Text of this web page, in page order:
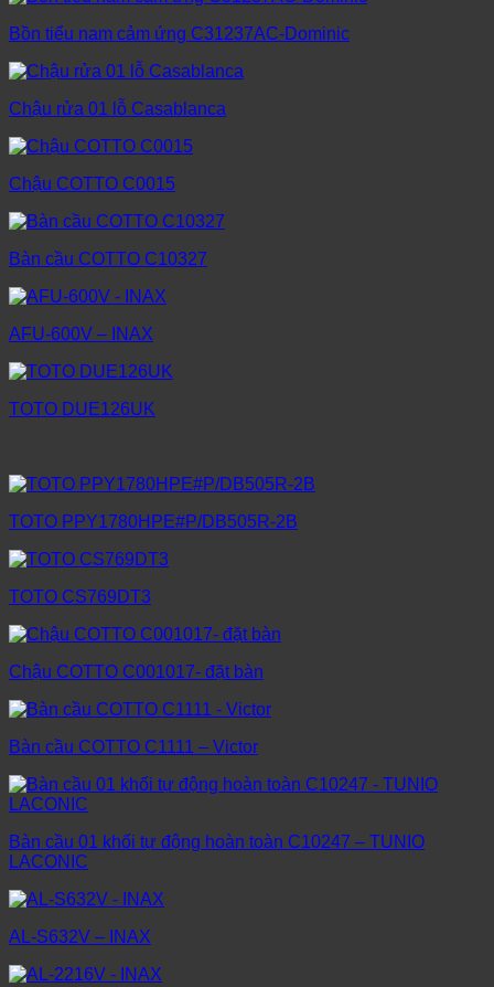
Bồn tiểu nam cảm ứng C31237AC-Dominic
Chậu rửa 01 lỗ Casablanca
Chậu COTTO C0015
Bàn cầu COTTO C10327
AFU-600V – INAX
TOTO DUE126UK
TOTO PPY1780HPE#P/DB505R-2B
TOTO CS769DT3
Chậu COTTO C001017- đặt bàn
Bàn cầu COTTO C1111 – Victor
Bàn cầu 01 khối tự động hoàn toàn C10247 – TUNIO
LACONIC
AL-S632V – INAX